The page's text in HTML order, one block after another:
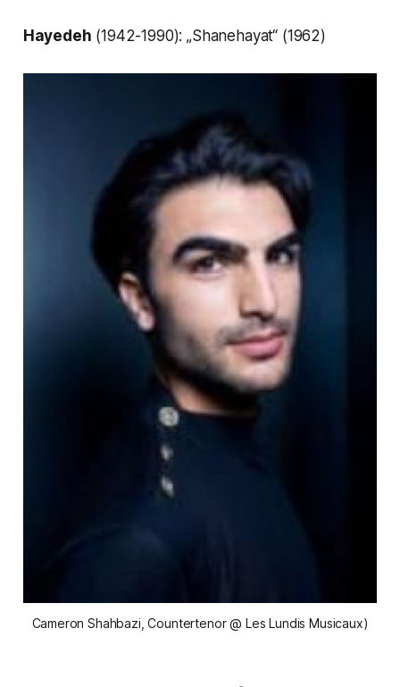
Hayedeh (1942-1990):„Shanehayat“ (1962)
Cameron Shahbazi, Countertenor @ Les Lundis Musicaux)